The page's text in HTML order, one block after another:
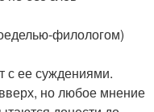
филологом)
с ее суждениями.
но любое мнение